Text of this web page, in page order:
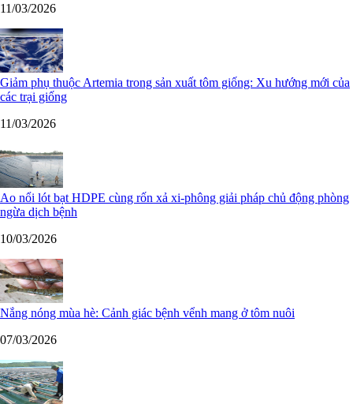
11/03/2026
Giảm phụ thuộc Artemia trong sản xuất tôm giống: Xu hướng mới của
các trại giống
11/03/2026
Ao nổi lót bạt HDPE cùng rốn xả xi-phông giải pháp chủ động phòng
ngừa dịch bệnh
10/03/2026
Nắng nóng mùa hè: Cảnh giác bệnh vểnh mang ở tôm nuôi
07/03/2026